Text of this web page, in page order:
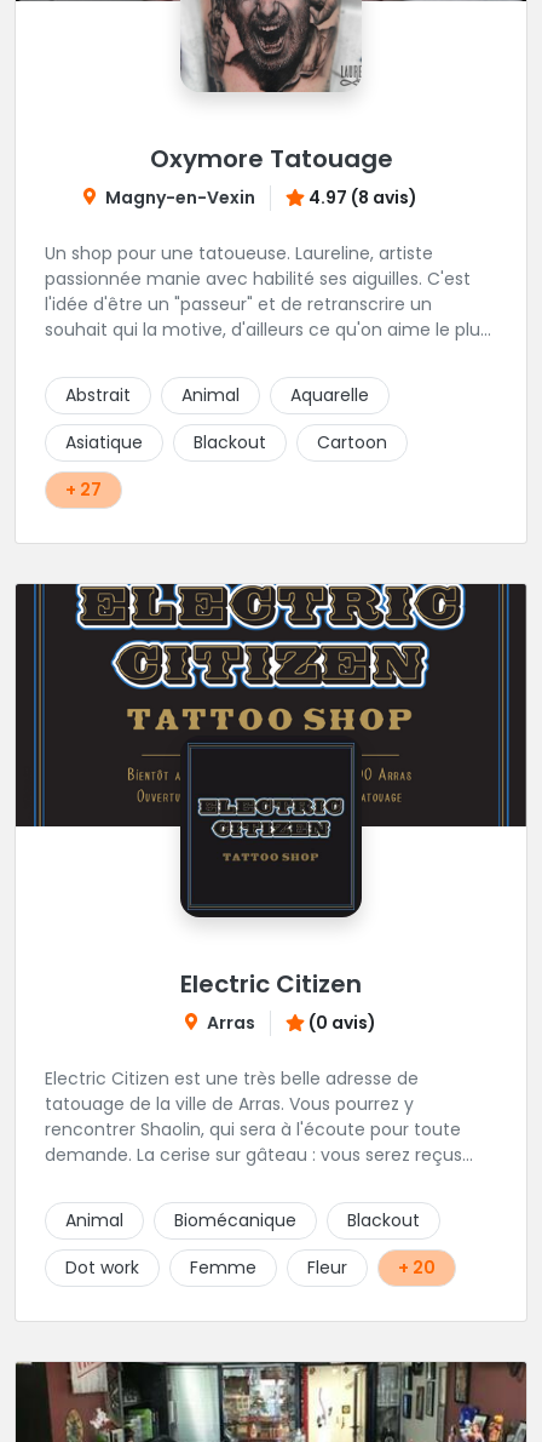
Oxymore Tatouage
Magny-en-Vexin 4.97 (8 avis)
Un shop pour une tatoueuse. Laureline, artiste
passionnée manie avec habilité ses aiguilles. C'est
l'idée d'être un "passeur" et de retranscrire un
souhait qui la motive, d'ailleurs ce qu'on aime le plus
néo trad. Une tatoueuse recommandée et à
recommander !
Abstrait Animal
Aquarelle
Asiatique
Blackout
Cartoon
+ 27
Electric Citizen
Arras (0 avis)
Electric Citizen est une très belle adresse de
tatouage de la ville de Arras. Vous pourrez y
rencontrer Shaolin, qui sera à l'écoute pour toute
demande. La cerise sur gâteau : vous serez reçus
conviviale. N'hésitez à vous rendre au studio pour
que l'équipe vous aiguille dans votre projet.
Animal Biomécanique
Blackout
Dot work
Femme Fleur + 20